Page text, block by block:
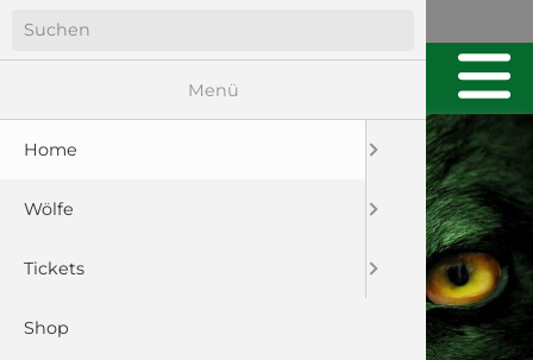
Menü
Home
Wölfe
Tickets
Shop